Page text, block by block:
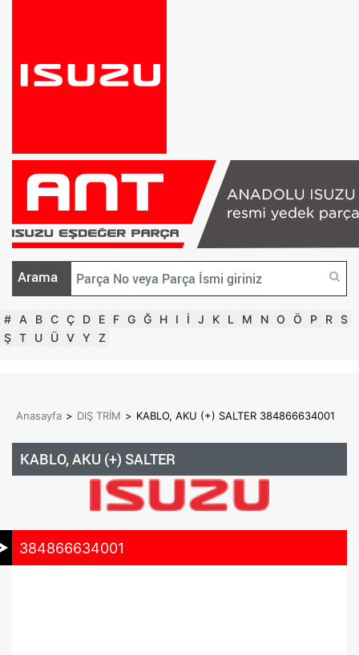
Arama
# A B C Ç D E F G Ğ H I İ J K L M N O Ö P R S
Ş T U Ü V Y Z
Anasayfa > DIŞ TRİM > KABLO, AKU (+) SALTER 384866634001
KABLO, AKU (+) SALTER
384866634001